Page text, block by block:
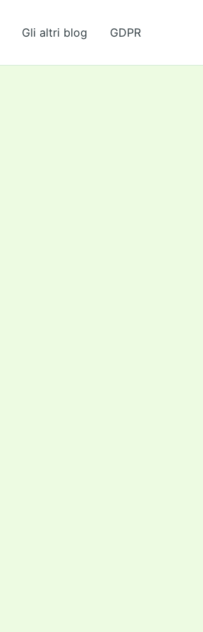
Gli altri blog GDPR